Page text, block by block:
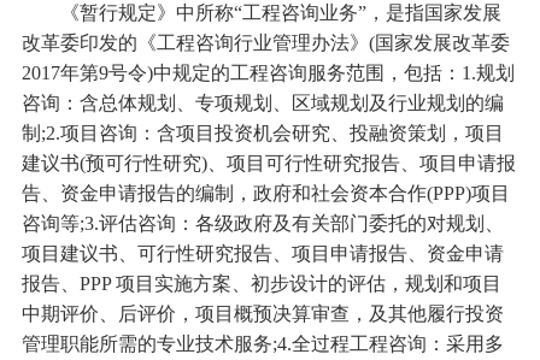
《暂行规定》中所称“工程咨询业务”，是指国家发展
改革委印发的《工程咨询行业管理办法》(国家发展改革委
2017年第9号令)中规定的工程咨询服务范围，包括：1.规划
咨询：含总体规划、专项规划、区域规划及行业规划的编
制;2.项目咨询：含项目投资机会研究、投融资策划，项目
建议书(预可行性研究)、项目可行性研究报告、项目申请报
告、资金申请报告的编制，政府和社会资本合作(PPP)项目
咨询等;3.评估咨询：各级政府及有关部门委托的对规划、
项目建议书、可行性研究报告、项目申请报告、资金申请
报告、PPP 项目实施方案、初步设计的评估，规划和项目
中期评价、后评价，项目概预决算审查，及其他履行投资
管理职能所需的专业技术服务;4.全过程工程咨询：采用多